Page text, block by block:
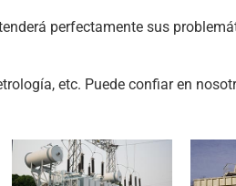
perfectamente sus
etc. Puede confiar en